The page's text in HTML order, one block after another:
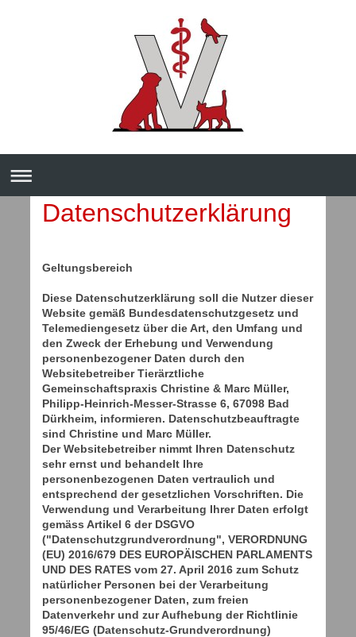
Datenschutzerklärung
Geltungsbereich
Diese Datenschutzerklärung soll die Nutzer dieser
Website gemäß Bundesdatenschutzgesetz und
Telemediengesetz über die Art, den Umfang und
den Zweck der Erhebung und Verwendung
personenbezogener Daten durch den
Websitebetreiber Tierärztliche
Gemeinschaftspraxis Christine & Marc Müller,
Philipp-Heinrich-Messer-Strasse 6, 67098 Bad
Dürkheim, informieren. Datenschutzbeauftragte
sind Christine und Marc Müller.
Der Websitebetreiber nimmt Ihren Datenschutz
sehr ernst und behandelt Ihre
personenbezogenen Daten vertraulich und
entsprechend der gesetzlichen Vorschriften. Die
Verwendung und Verarbeitung Ihrer Daten erfolgt
gemäss Artikel 6 der DSGVO
("Datenschutzgrundverordnung", VERORDNUNG
(EU) 2016/679 DES EUROPÄISCHEN PARLAMENTS
UND DES RATES vom 27. April 2016 zum Schutz
natürlicher Personen bei der Verarbeitung
personenbezogener Daten, zum freien
Datenverkehr und zur Aufhebung der Richtlinie
95/46/EG (Datenschutz-Grundverordnung)